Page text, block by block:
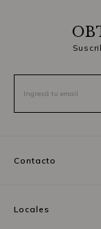
Contacto
Locales